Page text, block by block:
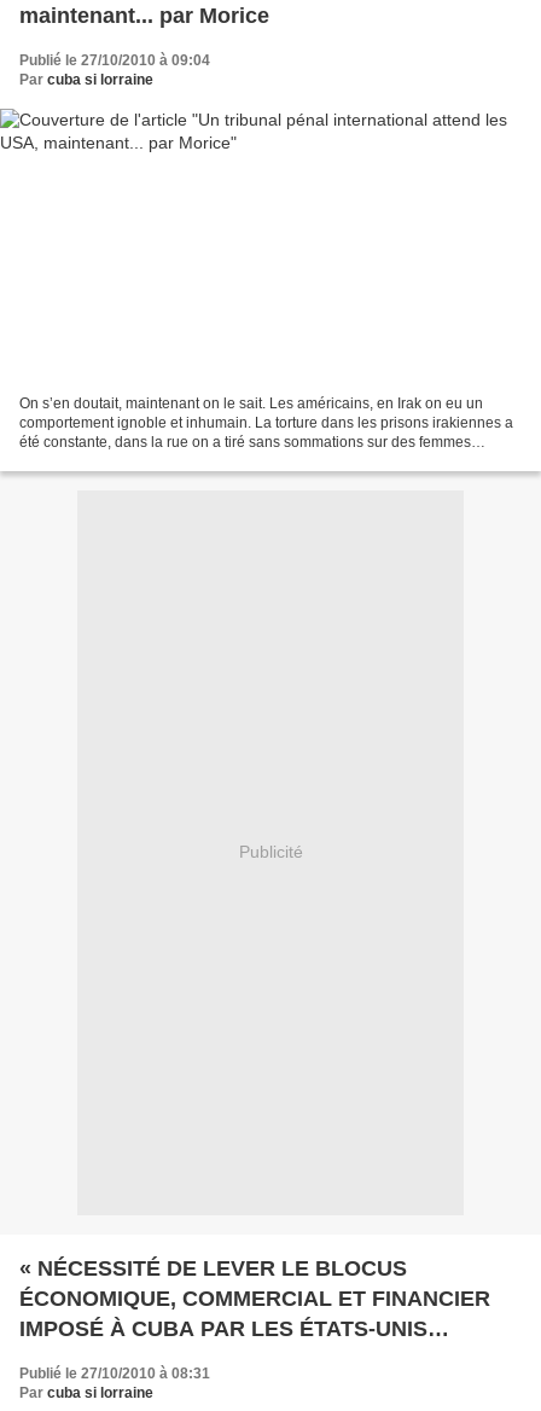
maintenant... par Morice
Publié le 27/10/2010 à 09:04
Par cuba si lorraine
On s’en doutait, maintenant on le sait. Les américains, en Irak on eu un
comportement ignoble et inhumain. La torture dans les prisons irakiennes a
été constante, dans la rue on a tiré sans sommations sur des femmes
Publicité
« NÉCESSITÉ DE LEVER LE BLOCUS
ÉCONOMIQUE, COMMERCIAL ET FINANCIER
IMPOSÉ À CUBA PAR LES ÉTATS-UNIS
Publié le 27/10/2010 à 08:31
Par cuba si lorraine